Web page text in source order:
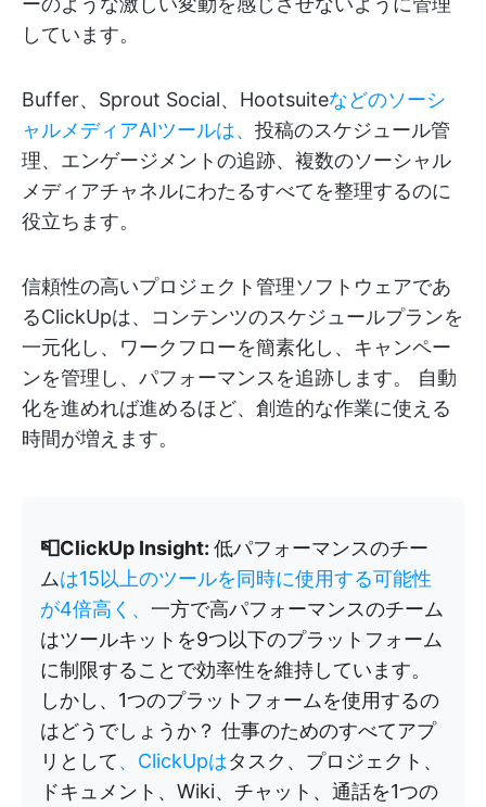
しています。
Buffer、Sprout Social、Hootsuiteなどのソーシ
ャルメディアAIツールは、 投稿のスケジュール管
理、エンゲージメントの追跡、複数のソーシャル
メディアチャネルにわたるすべてを整理するのに
役立ちます。
信頼性の高いプロジェクト管理ソフトウェアであ
るClickUpは、コンテンツのスケジュールプランを
一元化し、ワークフローを簡素化し、キャンペー
ンを管理し、パフォーマンスを追跡します。 自動
化を進めれば進めるほど、創造的な作業に使える
時間が増えます。
📮ClickUp Insight: 低パフォーマンスのチー
ムは15以上のツールを同時に使用する可能性
が4倍高く、 一方で高パフォーマンスのチーム
はツールキットを9つ以下のプラットフォーム
に制限することで効率性を維持しています。
しかし、1つのプラットフォームを使用するの
はどうでしょうか？ 仕事のためのすべてアプ
リとして、ClickUpはタスク、プロジェクト、
ドキュメント、Wiki、チャット、通話を1つの